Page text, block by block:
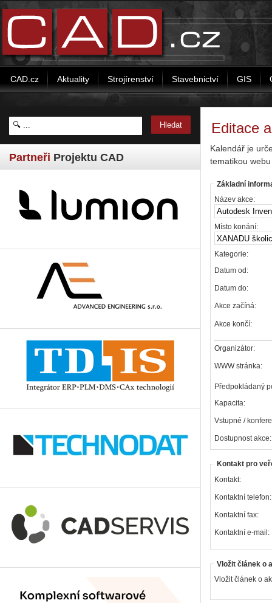
CAD.cz Aktuality Strojírenství Stavebnictví GIS
Partneři Projektu CAD
Editace
Kalendář je
tematikou
Základní
Název akce:
Místo konání:
Kategorie:
Datum od:
Datum do:
Akce začíná:
Akce končí:
Organizátor:
WWW stránka:
Předpokládaný
Kapacita:
Vstupné /
Dostupnost akce:
Kontakt pro
Kontakt:
Kontaktní telefon:
Kontaktní fax:
Kontaktní e-mail:
Vložit článek o
Vložit článek o